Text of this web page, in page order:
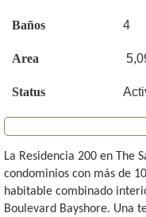
Baños 4
Area
Status
La Residencia 200 en The
condominios con más de
habitable combinado
Boulevard Bayshore. Una